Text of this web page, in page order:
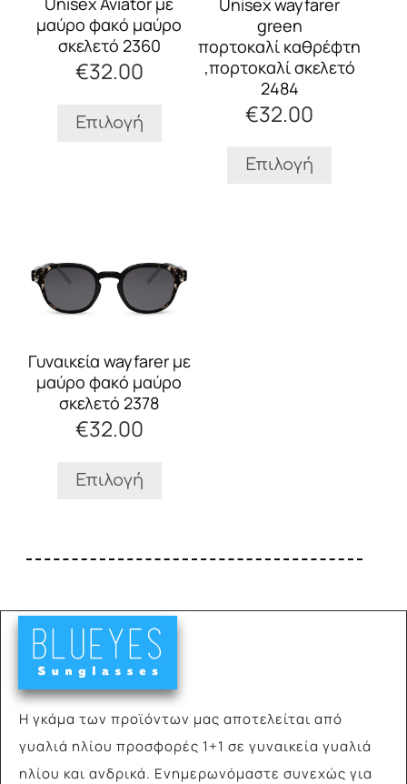
μαύρο φακό μαύρο
σκελετό 2360
€32.00
Επιλογή
επιλογές
μπορούν
επιλεγούν
σελίδα
green
πορτοκαλί καθρέφτη
,πορτοκαλί σκελετό
2484
€32.00
Επιλογή
επιλογές
μπορούν
να
επιλεγούν
στη
σελίδα
προϊόντος
Γυναικεία wayfarer με
μαύρο φακό μαύρο
σκελετό 2378
€32.00
Επιλογή
προϊόν
έχει
πολλαπλές
Οι
επιλογές
μπορούν
επιλεγούν
σελίδα
Η γκάμα των προϊόντων μας αποτελείται από
γυαλιά ηλίου προσφορές 1+1 σε γυναικεία γυαλιά
ηλίου και ανδρικά. Ενημερωνόμαστε συνεχώς για